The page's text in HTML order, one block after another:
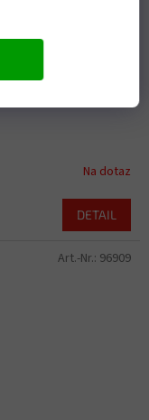
Na dotaz
DETAIL
Art.-Nr.: 96909